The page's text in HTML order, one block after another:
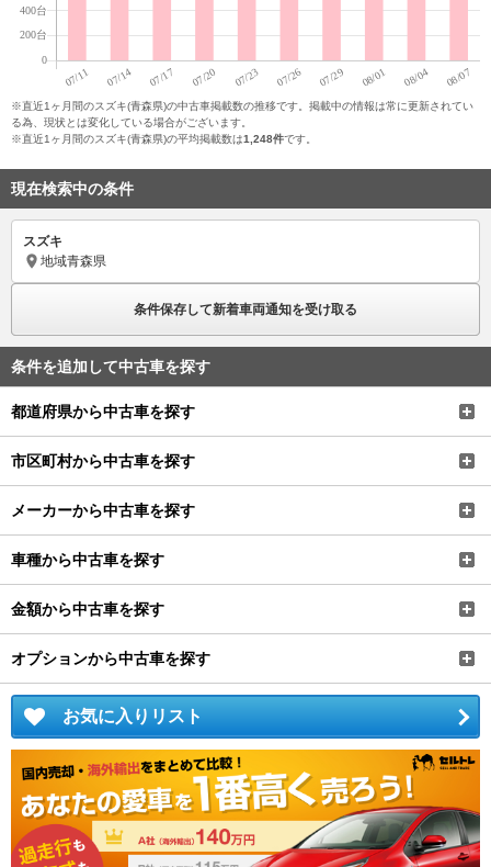
※直近1ヶ月間のスズキ(青森県)の中古車掲載数の推移です。掲載中の情報は常に更新されてい
る為、現状とは変化している場合がございます。
※直近1ヶ月間のスズキ(青森県)の平均掲載数は1,248件です。
現在検索中の条件
スズキ
地域青森県
条件保存して新着車両通知を受け取る
条件を追加して中古車を探す
都道府県から中古車を探す
市区町村から中古車を探す
メーカーから中古車を探す
車種から中古車を探す
金額から中古車を探す
オプションから中古車を探す
お気に入りリスト